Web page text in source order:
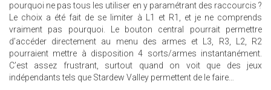
pourquoi ne pas tous les utiliser en y paramétrant des raccourcis ?
Le choix a été fait de se limiter à L1 et R1, et je ne comprends
vraiment pas pourquoi. Le bouton central pourrait permettre
d’accéder directement au menu des armes et L3, R3, L2, R2
pourraient mettre à disposition 4 sorts/armes instantanément.
C’est assez frustrant, surtout quand on voit que des jeux
indépendants tels que Stardew Valley permettent de le faire…